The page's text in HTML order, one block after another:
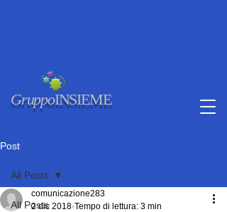
GruppoINSIEME
Post
All Posts
All Posts
comunicazione283
2 dic 2018 Tempo di lettura: 3 min